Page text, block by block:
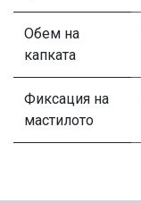
Обем на
капката
Фиксация на
мастилото